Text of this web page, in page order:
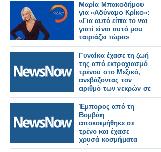
Μαρία Μπακοδήμου
για «Αδύναμο Κρίκο»:
«Για αυτό είπα το ναι
γιατί είναι αυτό μου
ταιριάζει τώρα»
Γυναίκα έχασε τη ζωή
της από εκτροχιασμό
τρένου στο Μεξικό,
ανεβάζοντας τον
αριθμό των νεκρών σε
14
Έμπορος από τη
Βομβάη
αποκοιμήθηκε σε
τρένο και έχασε
χρυσά κοσμήματα
αξίας 5,53